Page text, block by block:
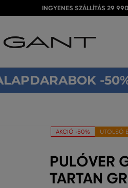
INGYENES SZÁLLÍTÁS 29
-
AKCIÓ -50% UTOLSÓ
PULÓVER
TARTAN